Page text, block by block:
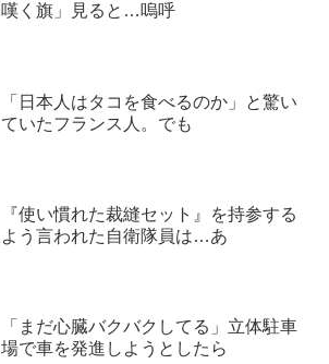
嘆く旗」見ると…嗚呼
「日本人はタコを食べるのか」と驚い
ていたフランス人。でも
『使い慣れた裁縫セット』を持参する
よう言われた自衛隊員は…あ
「まだ心臓バクバクしてる」立体駐車
場で車を発進しようとしたら